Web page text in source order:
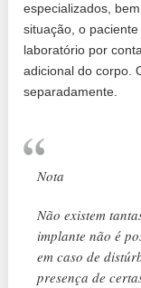
especializados,
situação, o
laboratório por
adicional do corpo.
separadamente.
Nota
Não existem
implante não é
em caso de
presença de